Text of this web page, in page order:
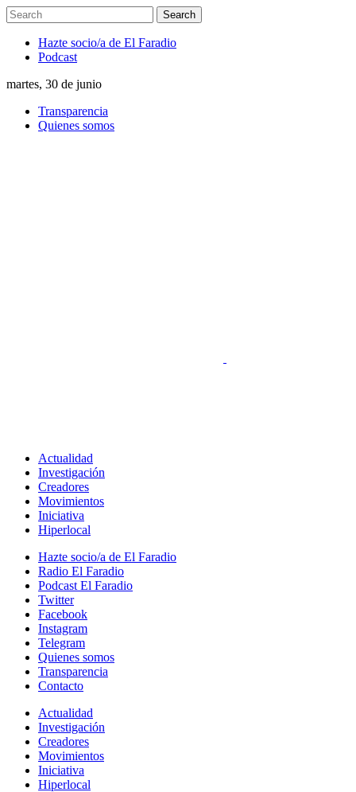
Hazte socio/a de El Faradio
Podcast
martes, 30 de junio
Transparencia
Quienes somos
Actualidad
Investigación
Creadores
Movimientos
Iniciativa
Hiperlocal
Hazte socio/a de El Faradio
Radio El Faradio
Podcast El Faradio
Twitter
Facebook
Instagram
Telegram
Quienes somos
Transparencia
Contacto
Actualidad
Investigación
Creadores
Movimientos
Iniciativa
Hiperlocal